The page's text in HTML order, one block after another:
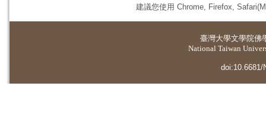
建議您使用 Chrome, Firefox,
臺灣大學文學院佛
National Taiwan
doi:10.6681/